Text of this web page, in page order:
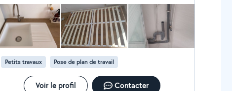
toute intervention ou demande de devis, n'hésitez pas
à nous contacter : Artur : zéro sept cinquante-huit
soixante-quinze quatre-vingt-quatre soixante-cinq
Klaudio : zéro sept cinquante et un quarante-deux
soixante-douze quarante-cinq Nous nous engageons à
fournir un travail sérieux, soigné, rapide et de qualité,
avec la satisfaction de nos clients comme priorité.
Merci de votre confiance et à bientôt !
Petits travaux Pose de plan de travail
Voir le profil Contacter